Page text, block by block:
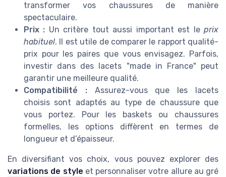
transformer vos chaussures de manière
spectaculaire.
Prix : Un critère tout aussi important est leprix
habituel. Il est utile de comparer le rapport qualité-
prix pour les paires que vous envisagez. Parfois,
investir dans des lacets "made in France" peut
garantir une meilleure qualité.
Compatibilité :Assurez-vous que les lacets
choisis sont adaptés au type de chaussure que
vous portez. Pour les baskets ou chaussures
formelles, les options diffèrent en termes de
longueur et d’épaisseur.
En diversifiant vos choix, vous pouvez explorer des
variations de style et personnaliser votre allure au gré